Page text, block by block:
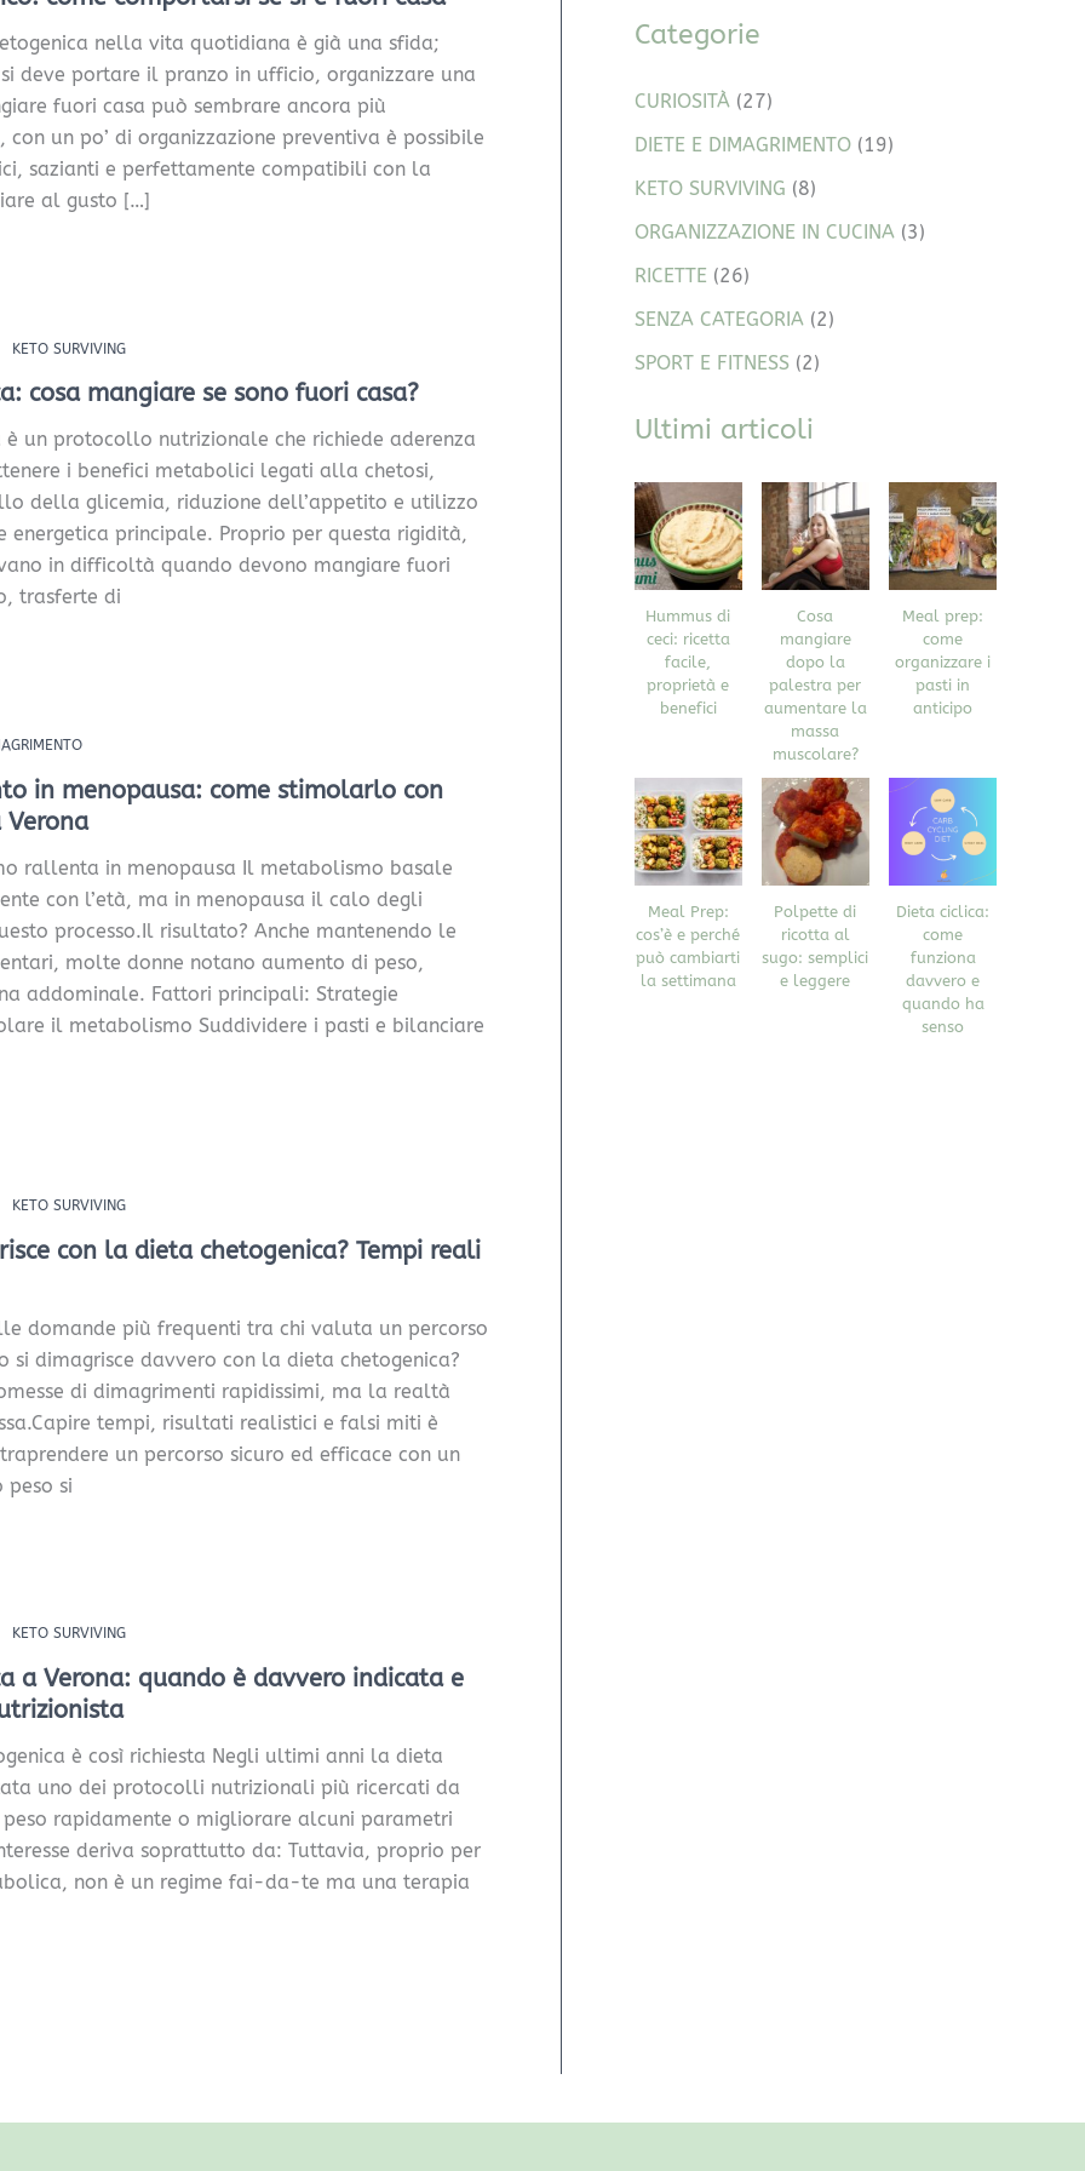
nella vita quotidiana è già una sfida;
deve portare il pranzo in ufficio, organizzare una
fuori casa può sembrare ancora più
un po’ di organizzazione preventiva è possibile
sazianti e perfettamente compatibili con la
al gusto […]
KETO SURVIVING
cosa mangiare se sono fuori casa?
è un protocollo nutrizionale che richiede aderenza
i benefici metabolici legati alla chetosi,
della glicemia, riduzione dell’appetito e utilizzo
energetica principale. Proprio per questa rigidità,
in difficoltà quando devono mangiare fuori
trasferte di
in menopausa: come stimolarlo con
rallenta in menopausa Il metabolismo basale
con l’età, ma in menopausa il calo degli
processo.Il risultato? Anche mantenendo le
molte donne notano aumento di peso,
addominale. Fattori principali: Strategie
il metabolismo Suddividere i pasti e bilanciare
KETO SURVIVING
con la dieta chetogenica? Tempi reali
domande più frequenti tra chi valuta un percorso
si dimagrisce davvero con la dieta chetogenica?
di dimagrimenti rapidissimi, ma la realtà
tempi, risultati realistici e falsi miti è
un percorso sicuro ed efficace con un
peso si
KETO SURVIVING
a Verona: quando è davvero indicata e
è così richiesta Negli ultimi anni la dieta
uno dei protocolli nutrizionali più ricercati da
peso rapidamente o migliorare alcuni parametri
deriva soprattutto da: Tuttavia, proprio per
non è un regime fai-da-te ma una terapia
Categorie
CURIOSITÀ (27)
DIETE E DIMAGRIMENTO (19)
KETO SURVIVING (8)
ORGANIZZAZIONE IN CUCINA (3)
RICETTE (26)
SENZA CATEGORIA (2)
SPORT E FITNESS (2)
Ultimi articoli
Hummus di
ceci: ricetta
facile,
proprietà e
benefici
Cosa
mangiare
dopo la
palestra per
aumentare la
massa
muscolare?
Meal prep:
come
organizzare i
pasti in
anticipo
Meal Prep:
cos’è e perché
può cambiarti
la settimana
Polpette di
ricotta al
sugo: semplici
e leggere
Dieta ciclica:
come
funziona
davvero e
quando ha
senso